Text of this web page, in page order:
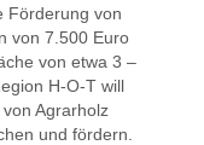
Förderung von
von 7.500 Euro
von etwa 3 –
H-O-T will
Agrarholz
und fördern.